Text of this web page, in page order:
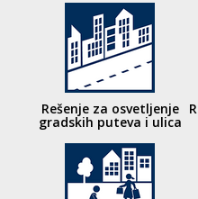
Rešenje za osvetljenje
gradskih puteva i ulica